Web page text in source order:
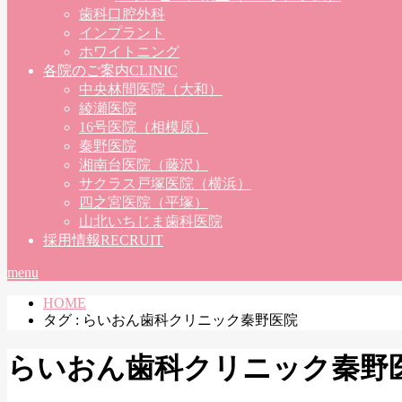
歯科口腔外科
インプラント
ホワイトニング
各院のご案内CLINIC
中央林間医院（大和）
綾瀬医院
16号医院（相模原）
秦野医院
湘南台医院（藤沢）
サクラス戸塚医院（横浜）
四之宮医院（平塚）
山北いちじま歯科医院
採用情報RECRUIT
menu
HOME
タグ : らいおん歯科クリニック秦野医院
らいおん歯科クリニック秦野